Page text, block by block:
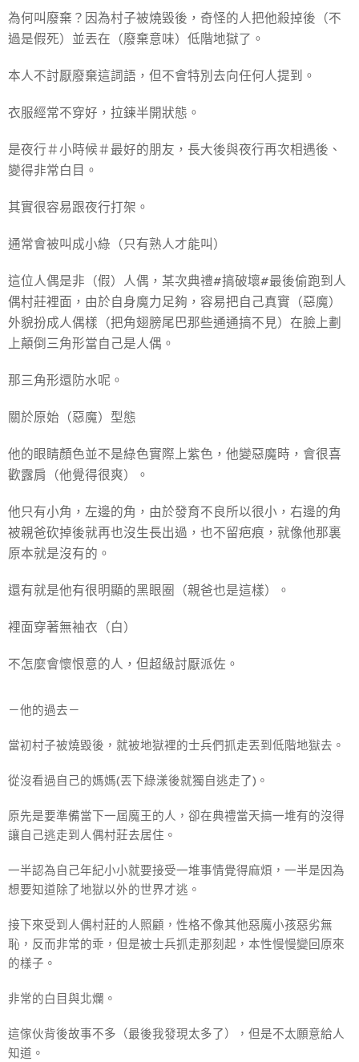
為何叫廢棄？因為村子被燒毀後，奇怪的人把他殺掉後（不
過是假死）並丟在（廢棄意味）低階地獄了。
本人不討厭廢棄這詞語，但不會特別去向任何人提到。
衣服經常不穿好，拉鍊半開狀態。
是夜行＃小時候＃最好的朋友，長大後與夜行再次相遇後、
變得非常白目。
其實很容易跟夜行打架。
通常會被叫成小綠（只有熟人才能叫）
這位人偶是非（假）人偶，某次典禮#搞破壞#最後偷跑到人
偶村莊裡面，由於自身魔力足夠，容易把自己真實（惡魔）
外貌扮成人偶樣（把角翅膀尾巴那些通通搞不見）在臉上劃
上顛倒三角形當自己是人偶。
那三角形還防水呢。
關於原始（惡魔）型態
他的眼睛顏色並不是綠色實際上紫色，他變惡魔時，會很喜
歡露肩（他覺得很爽）。
他只有小角，左邊的角，由於發育不良所以很小，右邊的角
被親爸砍掉後就再也沒生長出過，也不留疤痕，就像他那裏
原本就是沒有的。
還有就是他有很明顯的黑眼圈（親爸也是這樣）。
裡面穿著無袖衣（白）
不怎麼會懷恨意的人，但超級討厭派佐。
－他的過去－
當初村子被燒毀後，就被地獄裡的士兵們抓走丟到低階地獄去。
從沒看過自己的媽媽(丟下綠漾後就獨自逃走了)。
原先是要準備當下一屆魔王的人，卻在典禮當天搞一堆有的沒得
讓自己逃走到人偶村莊去居住。
一半認為自己年紀小小就要接受一堆事情覺得麻煩，一半是因為
想要知道除了地獄以外的世界才逃。
接下來受到人偶村莊的人照顧，性格不像其他惡魔小孩惡劣無
恥，反而非常的乖，但是被士兵抓走那刻起，本性慢慢變回原來
的樣子。
非常的白目與北爛。
這傢伙背後故事不多（最後我發現太多了），但是不太願意給人
知道。